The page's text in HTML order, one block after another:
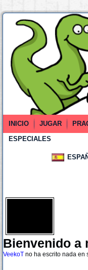
INICIO JUGAR
ESPECIALES
Bienvenido a
VeekoT no ha escrito nada en